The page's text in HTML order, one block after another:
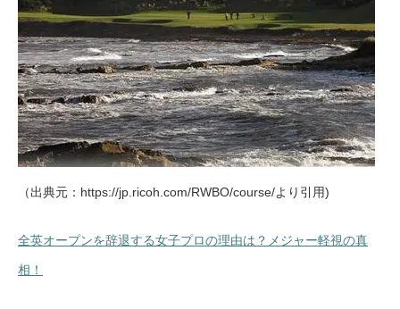
（出典元：https://jp.ricoh.com/RWBO/course/より引用)
全英オープンを辞退する女子プロの理由は？メジャー軽視の真
相！